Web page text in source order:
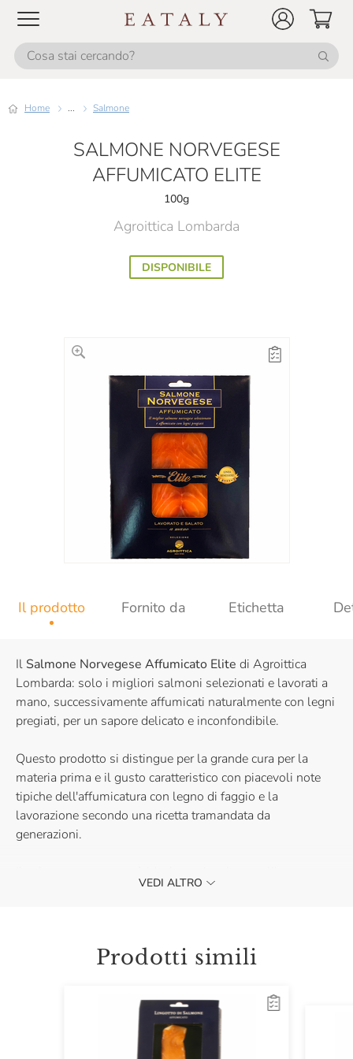
Home ... Salmone
SALMONE NORVEGESE
AFFUMICATO ELITE
100g
Agroittica Lombarda
DISPONIBILE
Il prodotto Fornito da Etichetta
Il Salmone Norvegese Affumicato Elite di Agroittica
Lombarda: solo i migliori salmoni selezionati e lavorati a
mano, successivamente affumicati naturalmente con legni
pregiati, per un sapore delicato e inconfondibile.
Questo prodotto si distingue per la grande cura per la
materia prima e il gusto caratteristico con piacevoli note
tipiche dell'affumicatura con legno di faggio e la
lavorazione secondo una ricetta tramandata da
generazioni.
tartine e per gli antipasti più fantasiosi.
VEDI ALTRO
Prodotti simili